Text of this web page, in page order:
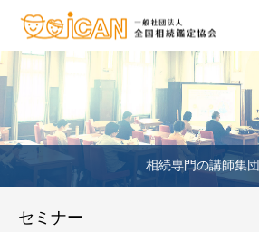
相続専門の講師集団
セミナー
相続・不動産の相談
鑑定士のいるお店
相続セミナー